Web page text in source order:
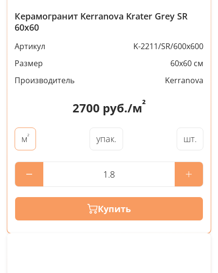
Керамогранит Kerranova Krater Grey SR
60x60
Артикул
K-2211/SR/600x600
Размер
60x60 см
Производитель
Kerranova
2700 руб./м²
м² упак. шт.
Купить